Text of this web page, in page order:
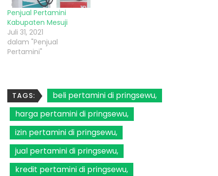
Penjual Pertamini
Kabupaten Mesuji
Juli 31, 2021
dalam "Penjual
Pertamini"
TAGS:
beli pertamini di pringsewu
harga pertamini di pringsewu
izin pertamini di pringsewu
jual pertamini di pringsewu
kredit pertamini di pringsewu